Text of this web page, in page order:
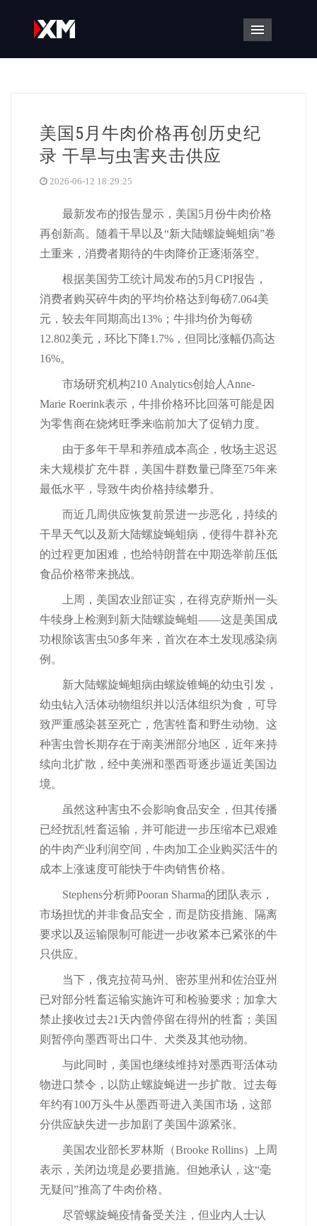
美国5月牛肉价格再创历史纪
录 干旱与虫害夹击供应
2026-06-12 18:29:25
最新发布的报告显示，美国5月份牛肉价格
再创新高。随着干旱以及“新大陆螺旋蝇蛆病”卷
土重来，消费者期待的牛肉降价正逐渐落空。
根据美国劳工统计局发布的5月CPI报告，
消费者购买碎牛肉的平均价格达到每磅7.064美
元，较去年同期高出13%；牛排均价为每磅
12.802美元，环比下降1.7%，但同比涨幅仍高达
16%。
市场研究机构210 Analytics创始人Anne-
Marie Roerink表示，牛排价格环比回落可能是因
为零售商在烧烤旺季来临前加大了促销力度。
由于多年干旱和养殖成本高企，牧场主迟迟
未大规模扩充牛群，美国牛群数量已降至75年来
最低水平，导致牛肉价格持续攀升。
而近几周供应恢复前景进一步恶化，持续的
干旱天气以及新大陆螺旋蝇蛆病，使得牛群补充
的过程更加困难，也给特朗普在中期选举前压低
食品价格带来挑战。
上周，美国农业部证实，在得克萨斯州一头
牛犊身上检测到新大陆螺旋蝇蛆——这是美国成
功根除该害虫50多年来，首次在本土发现感染病
例。
新大陆螺旋蝇蛆病由螺旋锥蝇的幼虫引发，
幼虫钻入活体动物组织并以活体组织为食，可导
致严重感染甚至死亡，危害牲畜和野生动物。这
种害虫曾长期存在于南美洲部分地区，近年来持
续向北扩散，经中美洲和墨西哥逐步逼近美国边
境。
虽然这种害虫不会影响食品安全，但其传播
已经扰乱牲畜运输，并可能进一步压缩本已艰难
的牛肉产业利润空间，牛肉加工企业购买活牛的
成本上涨速度可能快于牛肉销售价格。
Stephens分析师Pooran Sharma的团队表示，
市场担忧的并非食品安全，而是防疫措施、隔离
要求以及运输限制可能进一步收紧本已紧张的牛
只供应。
当下，俄克拉荷马州、密苏里州和佐治亚州
已对部分牲畜运输实施许可和检验要求；加拿大
禁止接收过去21天内曾停留在得州的牲畜；美国
则暂停向墨西哥出口牛、犬类及其他动物。
与此同时，美国也继续维持对墨西哥活体动
物进口禁令，以防止螺旋蝇进一步扩散。过去每
年约有100万头牛从墨西哥进入美国市场，这部
分供应缺失进一步加剧了美国牛源紧张。
美国农业部长罗林斯（Brooke Rollins）上周
表示，关闭边境是必要措施。但她承认，这“毫
无疑问”推高了牛肉价格。
尽管螺旋蝇疫情备受关注，但业内人士认